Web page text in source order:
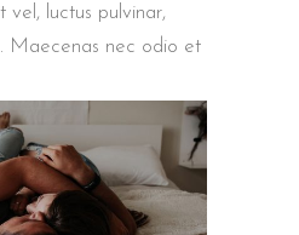
vel, luctus pulvinar,
Maecenas nec odio et